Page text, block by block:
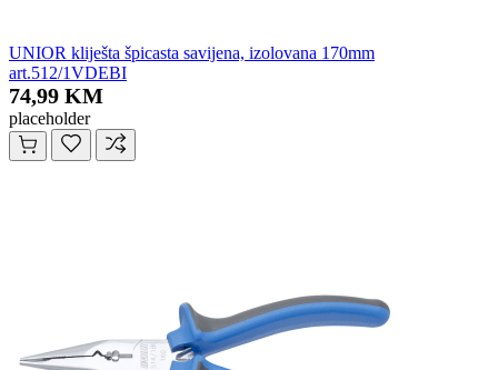
UNIOR kliješta špicasta savijena, izolovana 170mm
art.512/1VDEBI
74,99 KM
placeholder